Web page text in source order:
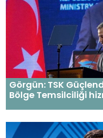
Görgün: TSK
Bölge Temsilciliği